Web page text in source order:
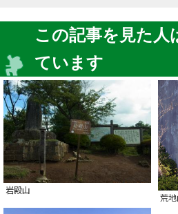
この記事を見た人
ています
岩殿山
荒地